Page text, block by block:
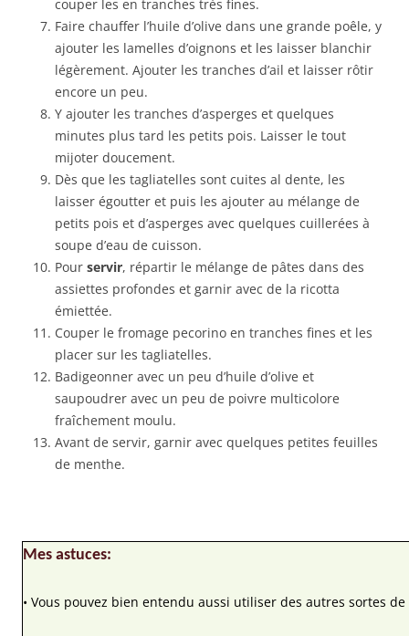
couper les en tranches très fines.
Faire chauffer l’huile d’olive dans une grande poêle, y
ajouter les lamelles d’oignons et les laisser blanchir
légèrement. Ajouter les tranches d’ail et laisser rôtir
encore un peu.
Y ajouter les tranches d’asperges et quelques
minutes plus tard les petits pois. Laisser le tout
mijoter doucement.
Dès que les tagliatelles sont cuites al dente, les
laisser égoutter et puis les ajouter au mélange de
petits pois et d’asperges avec quelques cuillerées à
soupe d’eau de cuisson.
Pour servir, répartir le mélange de pâtes dans des
assiettes profondes et garnir avec de la ricotta
émiettée.
Couper le fromage pecorino en tranches fines et les
placer sur les tagliatelles.
Badigeonner avec un peu d’huile d’olive et
saupoudrer avec un peu de poivre multicolore
fraîchement moulu.
Avant de servir, garnir avec quelques petites feuilles
de menthe.
Mes astuces:
• Vous pouvez bien entendu aussi utiliser des autres sortes de